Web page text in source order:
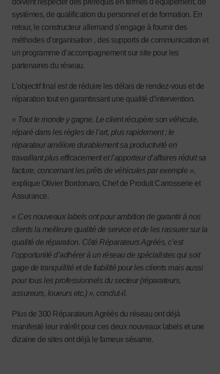
doivent respecter des prérequis en termes d’équipement, de
systèmes, de qualification du personnel et de formation. En
retour, le constructeur allemand s’engage à fournir des
méthodes d’organisation , des supports de communication et
un programme d’accompagnement sur site pour les
partenaires du réseau.
L’objectif final est de réduire les délais de rendez-vous et de
réparation tout en garantissant une qualité d’intervention.
« Tout le monde y gagne. Le client récupère son véhicule,
réparé dans les règles de l’art, plus rapidement ; le
réparateur améliore durablement sa productivité en
travaillant plus efficacement et l’apporteur d’affaires réduit sa
facture, concernant les prêts de véhicules par exemple »,
explique Olivier Bordonaro, Chef de Produit Carrosserie et
Assurance.
« Ces nouveaux labels ont pour ambition de garantir à nos
clients la meilleure qualité de service et de les rassurer sur la
qualité de réparation. Côté Réparateurs Agréés, c’est
l’opportunité d’adhérer à un réseau de spécialistes qui soit
gage de tranquillité et de fiabilité pour les clients mais aussi
pour tous les professionnels du secteur (réparateurs,
assureurs, loueurs etc.) », conclut-il.
Plus de 300 Réparateurs Agréés du réseau ont déjà
manifesté leur intérêt pour ces deux nouveaux labels et une
dizaine de sites ont déjà le fameux sésame.